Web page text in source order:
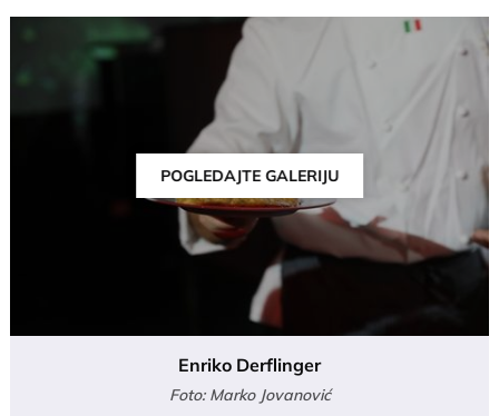
POGLEDAJTE GALERIJU
Enriko Derflinger
Foto: Marko Jovanović